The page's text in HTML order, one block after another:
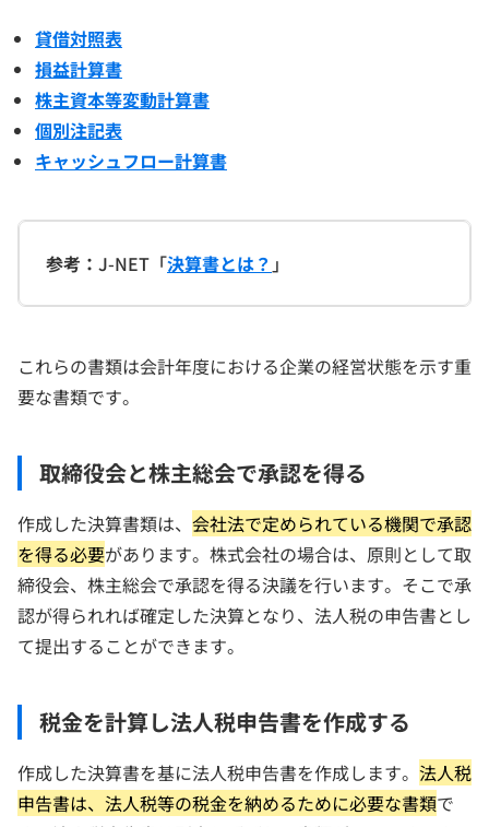
貸借対照表
損益計算書
株主資本等変動計算書
個別注記表
キャッシュフロー計算書
参考： J-NET「決算書とは？ 」
これらの書類は会計年度における企業の経営状態を示す重
要な書類です。
取締役会と株主総会で承認を得る
作成した決算書類は、 会社法で定められている機関で承認
を得る必要があります。株式会社の場合は、原則として取
締役会、株主総会で承認を得る決議を行います。そこで承
認が得られれば確定した決算となり、法人税の申告書とし
て提出することができます。
税金を計算し法人税申告書を作成する
作成した決算書を基に法人税申告書を作成します。 法人税
申告書は、法人税等の税金を納めるために必要な書類で